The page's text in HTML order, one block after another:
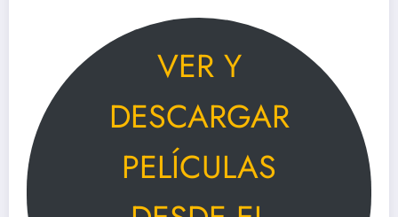
VER Y
DESCARGAR
PELÍCULAS